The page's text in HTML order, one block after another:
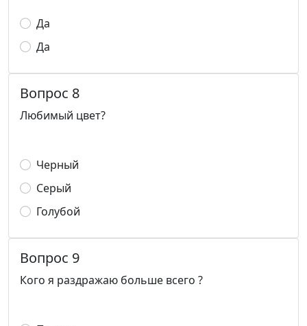
Да
Да
Вопрос 8
Любимый цвет?
Черный
Серый
Голубой
Вопрос 9
Кого я раздражаю больше всего ?